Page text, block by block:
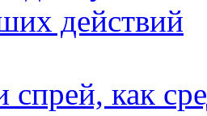
действий
спрей, как